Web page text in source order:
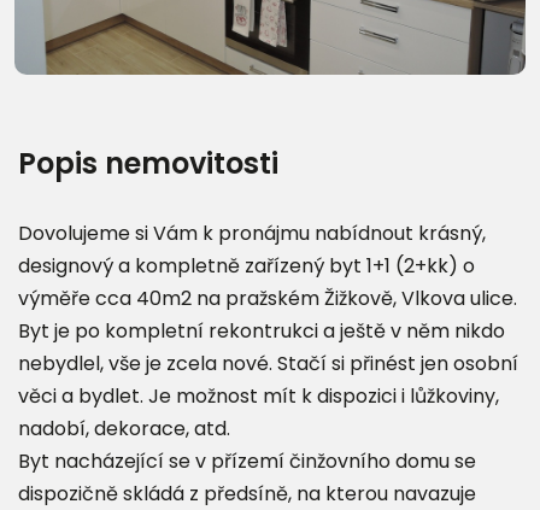
Popis nemovitosti
Dovolujeme si Vám k pronájmu nabídnout krásný,
designový a kompletně zařízený byt 1+1 (2+kk) o
výměře cca 40m2 na pražském Žižkově, Vlkova ulice.
Byt je po kompletní rekontrukci a ještě v něm nikdo
nebydlel, vše je zcela nové. Stačí si přinést jen osobní
věci a bydlet. Je možnost mít k dispozici i lůžkoviny,
nadobí, dekorace, atd.
Byt nacházející se v přízemí činžovního domu se
dispozičně skládá z předsíně, na kterou navazuje